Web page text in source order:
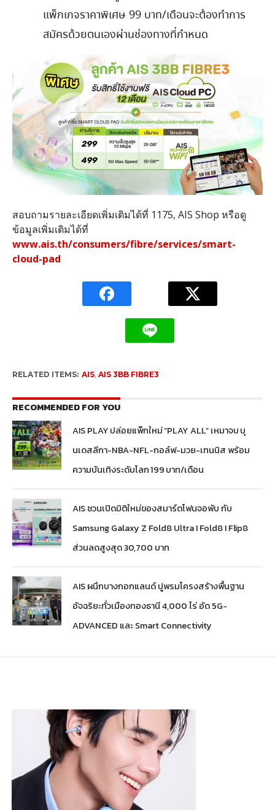
แพ็กเกจราคาพิเศษ 99 บาท/เดือนจะต้องทำการ
สมัครด้วยตนเองผ่านช่องทางที่กำหนด
สอบถามรายละเอียดเพิ่มเติมได้ที่ 1175, AIS Shop หรือดู
ข้อมูลเพิ่มเติมได้ที่
www.ais.th/consumers/fibre/services/smart-
cloud-pad
RELATED ITEMS: AIS, AIS 3BB FIBRE3
RECOMMENDED FOR YOU
AIS PLAY ปล่อยแพ็กใหม่ “PLAY ALL” เหมาจบ บุ
นเดสลีกา-NBA-NFL-กอล์ฟ-มวย-เทนนิส พร้อม
ความบันเทิงระดับโลก 199 บาท/เดือน
AIS ชวนเปิดมิติใหม่ของสมาร์ตโฟนจอพับ กับ
Samsung Galaxy Z Fold8 Ultra I Fold8 I Flip8
ส่วนลดสูงสุด 30,700 บาท
AIS ผนึกบางกอกแลนด์ ปูพรมโครงสร้างพื้นฐาน
อัจฉริยะทั่วเมืองทองธานี 4,000 ไร่ อัด 5G-
ADVANCED และ Smart Connectivity